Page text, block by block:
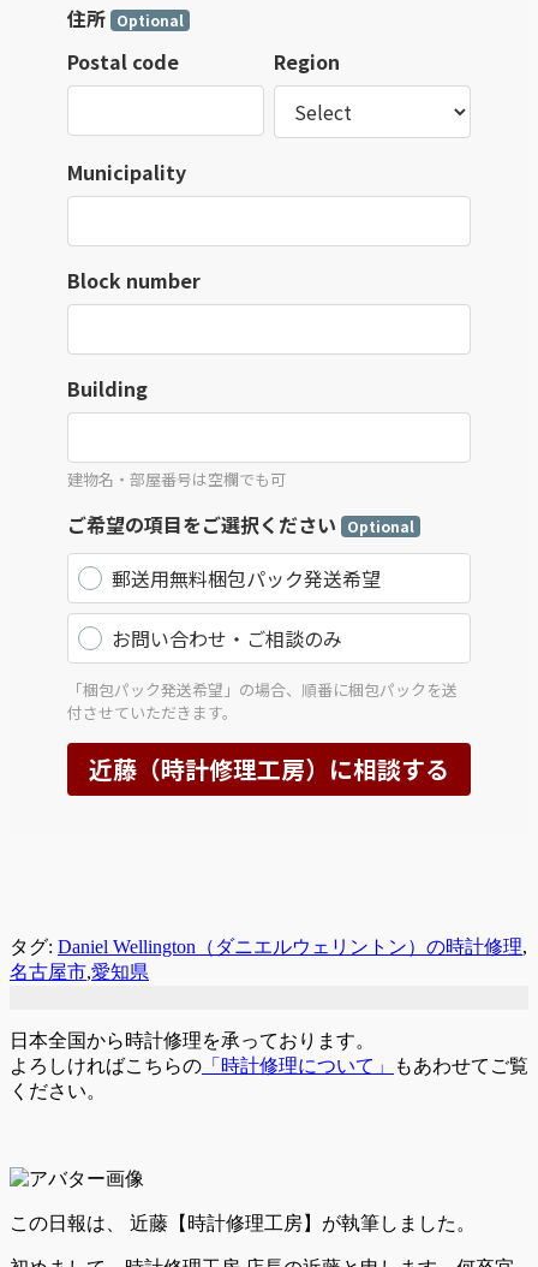
タグ: Daniel Wellington（ダニエルウェリントン）の時計修理,
名古屋市,愛知県
日本全国から時計修理を承っております。
よろしければこちらの 「時計修理について」
もあわせてご覧
ください。
この日報は、 近藤【時計修理工房】が執筆しました。